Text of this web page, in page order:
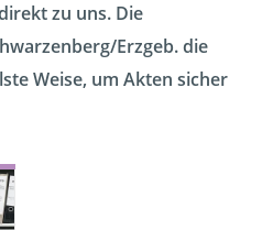
zu uns. Die
Erzgeb. die
Weise, um Akten sicher